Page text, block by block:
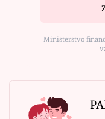
Ministerstvo